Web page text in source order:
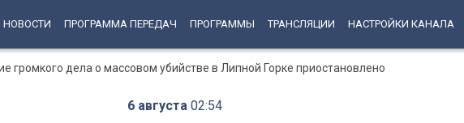
НОВОСТИ ПРОГРАММА ПЕРЕДАЧ ПРОГРАММЫ ТРАНСЛЯЦИИ НАСТРОЙКИ КАНАЛА
громкого дела о массовом убийстве в Липной Горке приостановлено В
6 августа 02:54